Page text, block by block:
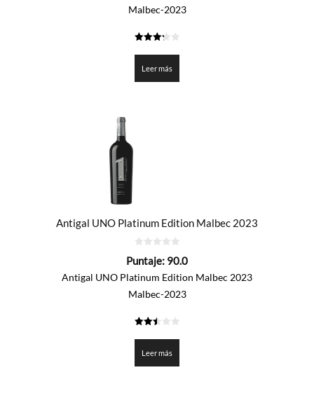
Malbec-2023
de 5
Leer más
Antigal UNO Platinum Edition Malbec 2023
de
Puntaje: 90.0
Antigal UNO Platinum Edition Malbec 2023
Malbec-2023
de 5
Leer más